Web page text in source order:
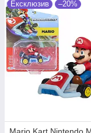
Ексклюзив –20%